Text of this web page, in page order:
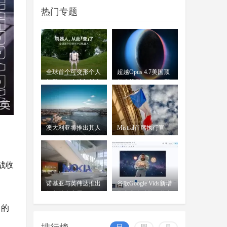
收
07-17
07-17
wangjing
OpenAI前女CTO创业发布首款
AI模型：借鉴中
穆拉蒂凤凰网科技讯 北京时间7月
16日，据《华尔街日报》报道，
OpenAI前首席技术官米拉
热门专题
全球首个可变形个人
元T1
超越Opus 4.7美国顶
将发
澳大利亚将推出其人
内设
Mistral首席执行官
电力
诺基亚与英伟达推出
RAN平台
谷歌Google Vids新增
可